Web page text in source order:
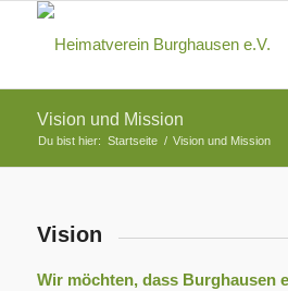
Vision und Mission
Du bist hier: Startseite / Vision und Mission
Vision
Wir möchten, dass Burghausen